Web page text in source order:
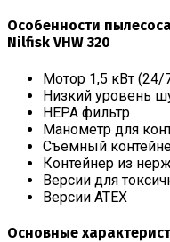
Особенности
Nilfisk VHW 320
Мотор 1,5 кВт (24/
Низкий уровень
HEPA фильтр
Манометр для
Съемный
Контейнер из
Версии для
Версии ATEX
Основные